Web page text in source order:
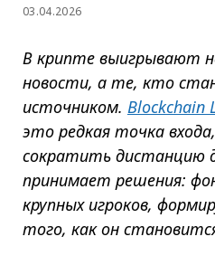
03.04.2026
В крипте выигрывают
новости, а те, кто
источником. Blockchain
это редкая точка
сократить дистанцию
принимает решения:
крупных игроков,
того, как он